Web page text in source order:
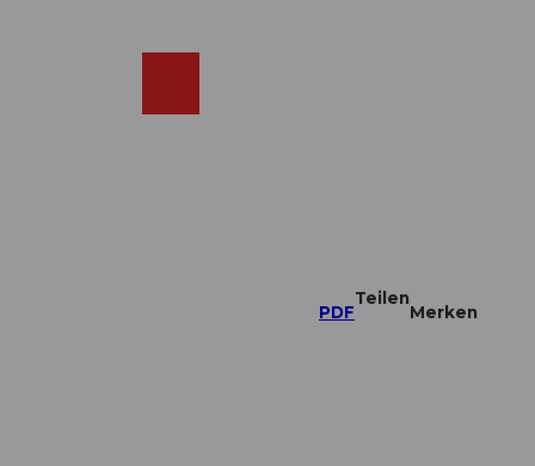
PDF
Teilen
Merken